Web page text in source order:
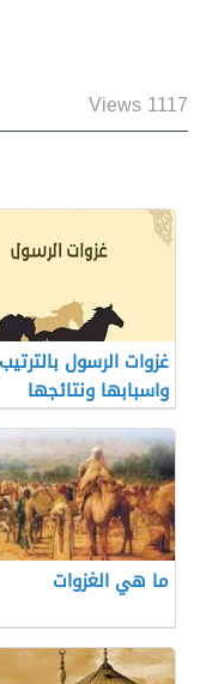
1117 Views
غزوات الرسول بالترتيب
واسبابها ونتائجها
ما هي الغزوات